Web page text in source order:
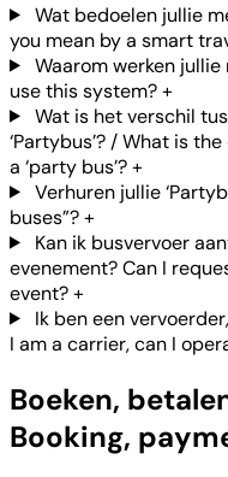
Wat bedoelen jullie
you mean by a smart
Waarom werken
use this system?+
Wat is het verschil
‘Partybus’? / What is
a ‘party bus’?+
Verhuren jullie
buses”?+
Kan ik busvervoer
evenement? Can I
event?+
Ik ben een
I am a carrier, can I
Boeken,
Booking,